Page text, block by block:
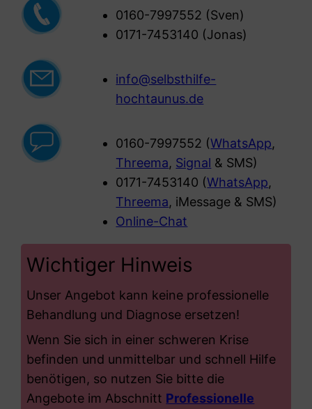
0160-7997552 (Sven)
0171-7453140 (Jonas)
info@selbsthilfe-
hochtaunus.de
0160-7997552 (WhatsApp,
Threema, Signal & SMS)
0171-7453140 (WhatsApp,
Threema, iMessage & SMS)
Online-Chat
Wichtiger Hinweis
Unser Angebot kann keine professionelle
Behandlung und Diagnose ersetzen!
Wenn Sie sich in einer schweren Krise
befinden und unmittelbar und schnell Hilfe
benötigen, so nutzen Sie bitte die
Angebote im Abschnitt Professionelle